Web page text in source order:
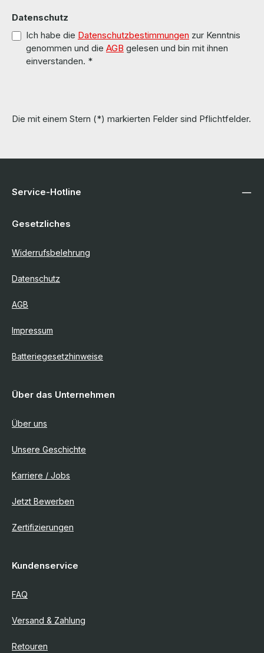
Datenschutz
Ich habe die Datenschutzbestimmungen zur Kenntnis
genommen und die AGB gelesen und bin mit ihnen
einverstanden. *
Die mit einem Stern (*) markierten Felder sind Pflichtfelder.
Service-Hotline
Gesetzliches
Widerrufsbelehrung
Datenschutz
AGB
Impressum
Batteriegesetzhinweise
Über das Unternehmen
Über uns
Unsere Geschichte
Karriere / Jobs
Jetzt Bewerben
Zertifizierungen
Kundenservice
FAQ
Versand & Zahlung
Retouren